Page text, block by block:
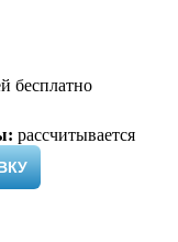
бесплатно
рассчитывается